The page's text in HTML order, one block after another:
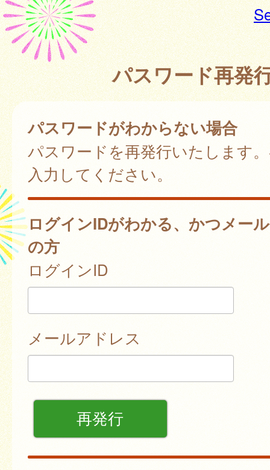
パスワード再発
パスワードがわからない場合
パスワードを再発行いたします
入力してください。
ログインIDがわかる、かつメー
の方
ログインID
メールアドレス